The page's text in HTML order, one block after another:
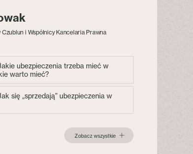
i Wspólnicy Kancelaria Prawna
ubezpieczenia trzeba mieć w
warto mieć?
się „sprzedają” ubezpieczenia w
Zobacz wszystkie